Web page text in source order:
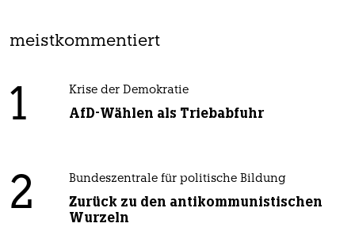
meistkommentiert
1 Krise der Demokratie
AfD-Wählen als Triebabfuhr
2 Bundeszentrale für politische Bildung
Zurück zu den antikommunistischen
Wurzeln